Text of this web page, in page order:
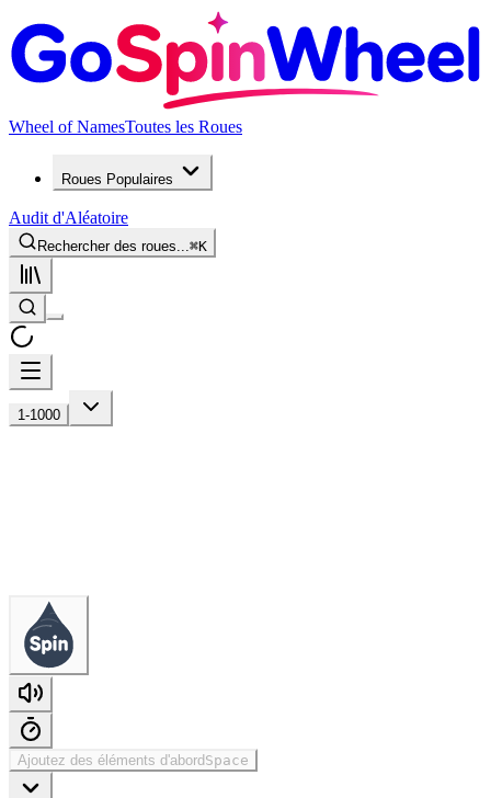
Wheel of NamesToutes les Roues
Roues Populaires
Audit d'Aléatoire
Rechercher des roues... ⌘K
1-1000
Ajoutez des éléments d'abord Space